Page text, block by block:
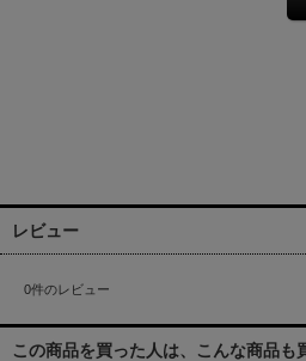
レビュー
0件のレビュー
この商品を買った人は、こんな商品も